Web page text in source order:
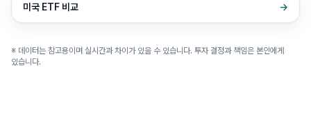
미국 ETF 비교 →
※ 데이터는 참고용이며 실시간과 차이가 있을 수 있습니다. 투자 결정과 책임은 본인에게
있습니다.